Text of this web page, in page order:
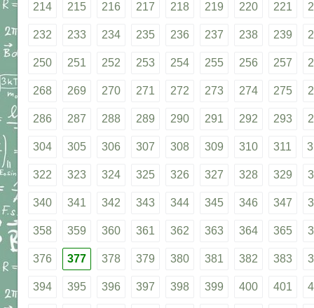
214 215 216 217 218 219 220 221
232 233 234 235 236 237 238 239
250 251 252 253 254 255 256 257
268 269 270 271 272 273 274 275
286 287 288 289 290 291 292 293
304 305 306 307 308 309 310 311
322 323 324 325 326 327 328 329
340 341 342 343 344 345 346 347
358 359 360 361 362 363 364 365
376 377 378 379 380 381 382 383
394 395 396 397 398 399 400 401